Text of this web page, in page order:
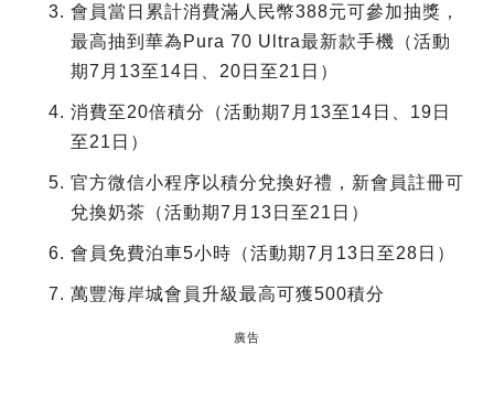
會員當日累計消費滿人民幣388元可參加抽獎，
最高抽到華為Pura 70 Ultra最新款手機（活動
期7月13至14日、20日至21日）
消費至20倍積分（活動期7月13至14日、19日
至21日）
官方微信小程序以積分兌換好禮，新會員註冊可
兌換奶茶（活動期7月13日至21日）
會員免費泊車5小時（活動期7月13日至28日）
萬豐海岸城會員升級最高可獲500積分
廣告